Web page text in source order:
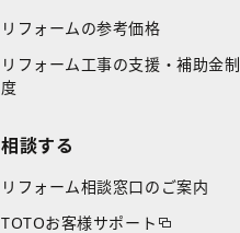
リフォームの参考価格
リフォーム工事の支援・補助金制
度
相談する
リフォーム相談窓口のご案内
TOTOお客様サポート